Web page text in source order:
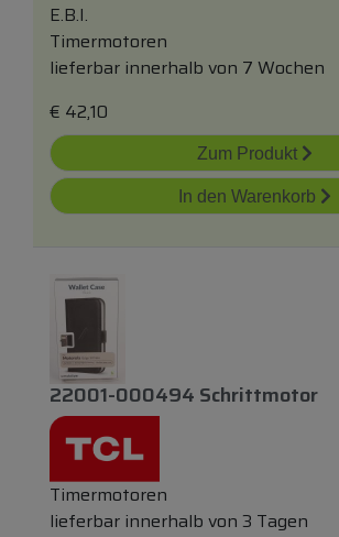
E.B.I.
Timermotoren
lieferbar innerhalb von 7 Wochen
€ 42,10
Zum Produkt
In den Warenkorb
22001-000494 Schrittmotor
Timermotoren
lieferbar innerhalb von 3 Tagen